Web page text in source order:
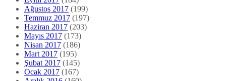
Ağustos 2017 (199)
Temmuz 2017 (197)
Haziran 2017 (203)
Mayıs 2017 (173)
Nisan 2017 (186)
Mart 2017 (195)
Şubat 2017 (145)
Ocak 2017 (167)